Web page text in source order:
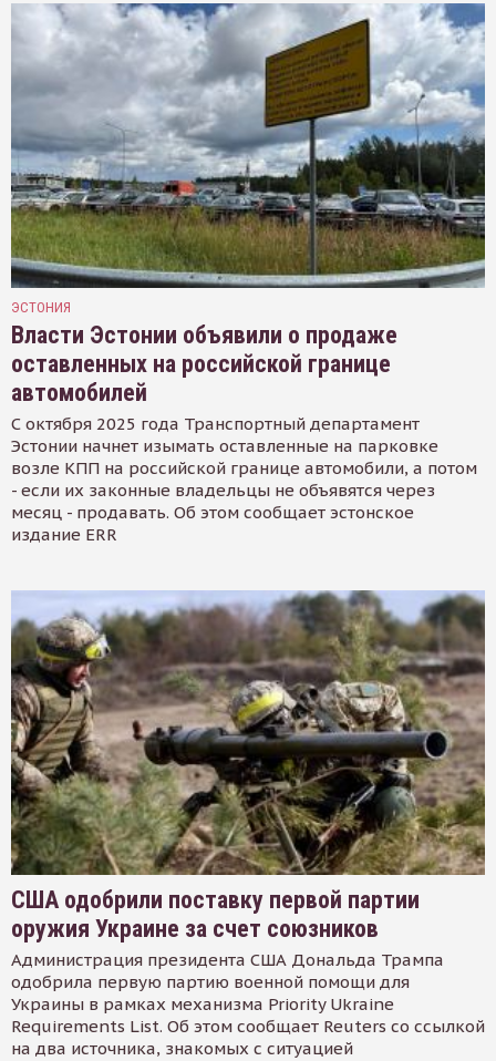
ЭСТОНИЯ
Власти Эстонии объявили о продаже
оставленных на российской границе
автомобилей
С октября 2025 года Транспортный департамент
Эстонии начнет изымать оставленные на парковке
возле КПП на российской границе автомобили, а потом
- если их законные владельцы не объявятся через
месяц - продавать. Об этом сообщает эстонское
издание ERR
США одобрили поставку первой партии
оружия Украине за счет союзников
Администрация президента США Дональда Трампа
одобрила первую партию военной помощи для
Украины в рамках механизма Priority Ukraine
Requirements List. Об этом сообщает Reuters со ссылкой
на два источника, знакомых с ситуацией